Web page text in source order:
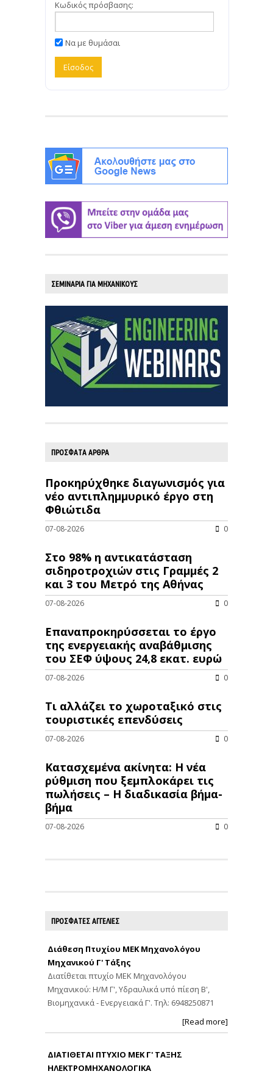
Κωδικός πρόσβασης:
Να με θυμάσαι
ΣΕΜΙΝΑΡΙΑ ΓΙΑ ΜΗΧΑΝΙΚΟΥΣ
ΠΡΟΣΦΑΤΑ ΑΡΘΡΑ
Προκηρύχθηκε διαγωνισμός για
νέo αντιπλημμυρικό έργο στη
Φθιώτιδα
07-08-2026 0
Στο 98% η αντικατάσταση
σιδηροτροχιών στις Γραμμές 2
και 3 του Μετρό της Αθήνας
07-08-2026 0
Επαναπροκηρύσσεται το έργο
της ενεργειακής αναβάθμισης
του ΣΕΦ ύψους 24,8 εκατ. ευρώ
07-08-2026 0
Τι αλλάζει το χωροταξικό στις
τουριστικές επενδύσεις
07-08-2026 0
Κατασχεμένα ακίνητα: Η νέα
ρύθμιση που ξεμπλοκάρει τις
πωλήσεις – Η διαδικασία βήμα-
βήμα
07-08-2026 0
ΠΡΟΣΦΑΤΕΣ ΑΓΓΕΛΙΕΣ
Διάθεση Πτυχίου ΜΕΚ Μηχανολόγου
Μηχανικού Γ' Τάξης
Διατίθεται πτυχίο ΜΕΚ Μηχανολόγου
Μηχανικού: Η/Μ Γ', Υδραυλικά υπό πίεση Β',
Βιομηχανικά - Ενεργειακά Γ'. Τηλ: 6948250871
[Read more]
ΔΙΑΤΙΘΕΤΑΙ ΠΤΥΧΙΟ ΜΕΚ Γ' ΤΑΞΗΣ
ΗΛΕΚΤΡΟΜΗΧΑΝΟΛΟΓΙΚΑ